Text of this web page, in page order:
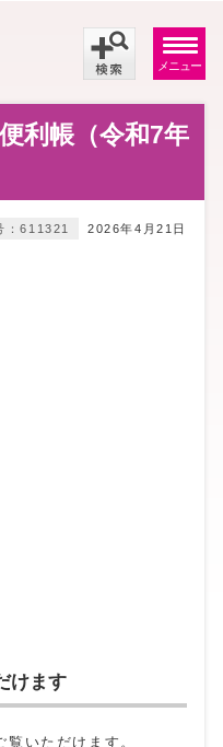
メニュー
利帳（令和7年
2026年4月21日
：611321
けます
いただけます。